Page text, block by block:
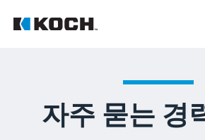
자주 묻는 경